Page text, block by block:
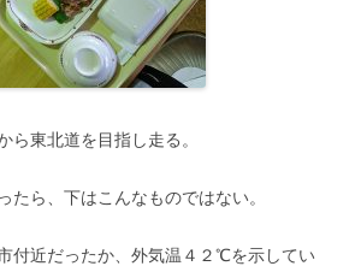
ら東北道を目指し走る。
たら、下はこんなものではない。
付近だったか、外気温４２℃を示してい